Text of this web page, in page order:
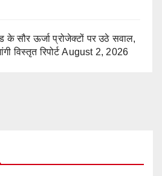
के सौर ऊर्जा प्रोजेक्टों पर उठे सवाल,
विस्तृत रिपोर्ट August 2, 2026